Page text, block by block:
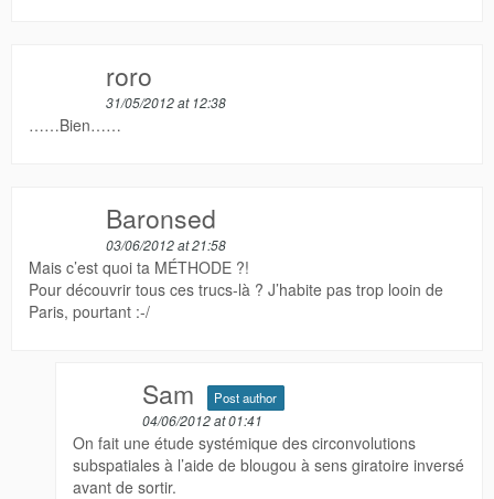
roro
31/05/2012 at 12:38
……Bien……
Baronsed
03/06/2012 at 21:58
Mais c’est quoi ta MÉTHODE ?!
Pour découvrir tous ces trucs-là ? J’habite pas trop looin de
Paris, pourtant :-/
Sam Post author
04/06/2012 at 01:41
On fait une étude systémique des circonvolutions
subspatiales à l’aide de blougou à sens giratoire inversé
avant de sortir.